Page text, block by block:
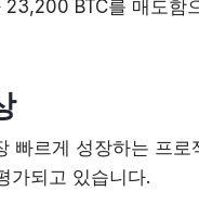
BTC를 매도함
르게 성장하는 프로
가되고 있습니다.